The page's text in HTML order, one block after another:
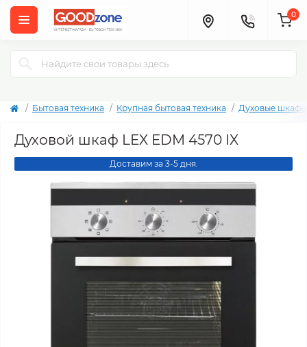
0
Бытовая техника Крупная бытовая техника Духовые шкафы
Духовой шкаф LEX EDM 4570 IX
Доставим за 3-5 дня.